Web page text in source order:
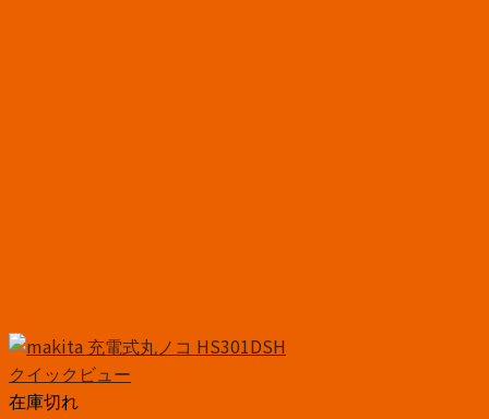
クイックビュー
在庫切れ